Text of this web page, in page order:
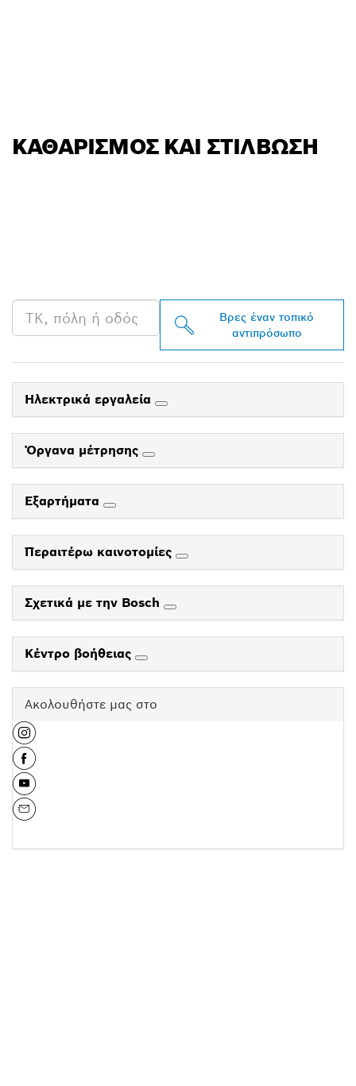
ΚΑΘΑΡΙΣΜΌΣ ΚΑΙ ΣΤΊΛΒΩΣΗ
Βρες έναν τοπικό
αντιπρόσωπο
Ηλεκτρικά εργαλεία
Όργανα μέτρησης
Εξαρτήματα
Περαιτέρω καινοτομίες
Σχετικά με την Bosch
Κέντρο βοήθειας
Ακολουθήστε μας στο